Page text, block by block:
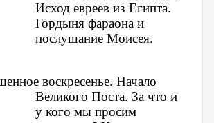
Исход евреев из Египта.
Гордыня фараона и
послушание Моисея.
воскресенье. Начало
Великого Поста. За что и
у кого мы просим